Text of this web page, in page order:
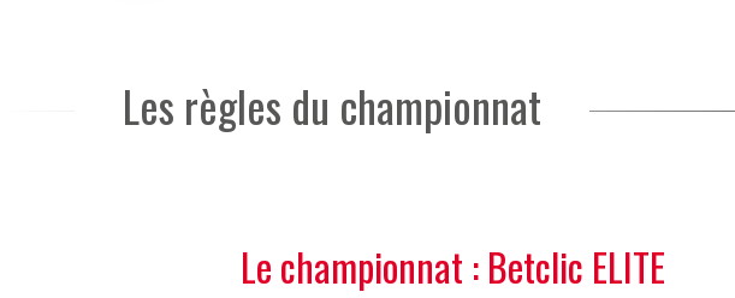
Les règles du championnat
Le championnat : Betclic ELITE